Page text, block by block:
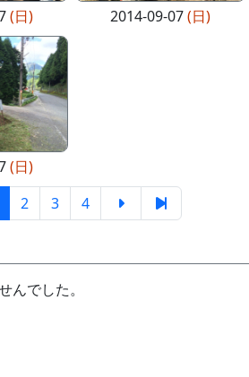
(日) 2014-09-07(日)
(日)
2 3 4
んでした。